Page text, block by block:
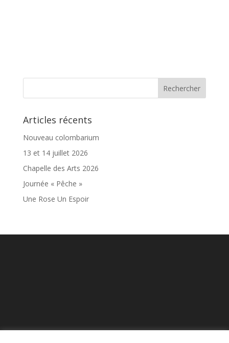
Articles récents
Nouveau colombarium
13 et 14 juillet 2026
Chapelle des Arts 2026
Journée « Pêche »
Une Rose Un Espoir